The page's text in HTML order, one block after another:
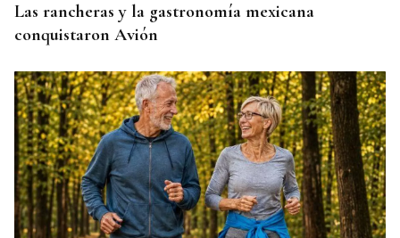
Las rancheras y la gastronomía mexicana
conquistaron Avión